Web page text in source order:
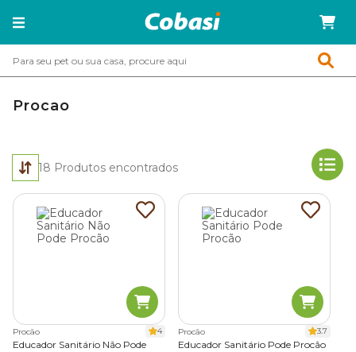
Procao
18 Produtos encontrados
Procão 4
Educador Sanitário Não Pode
Procão 3.7
Educador Sanitário Pode Procão